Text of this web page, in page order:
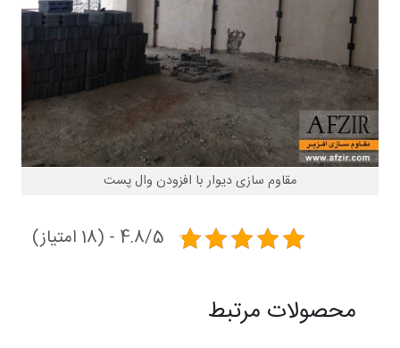
مقاوم سازی دیوار با افزودن وال پست
4.8/5 - (18 امتیاز)
محصولات مرتبط